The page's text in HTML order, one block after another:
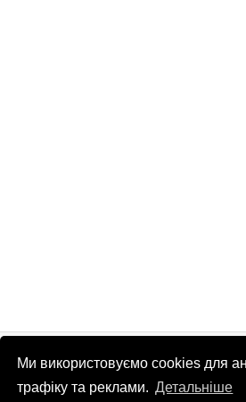
Ми використовуємо cookies для
трафіку та реклами. Детальніше
info@